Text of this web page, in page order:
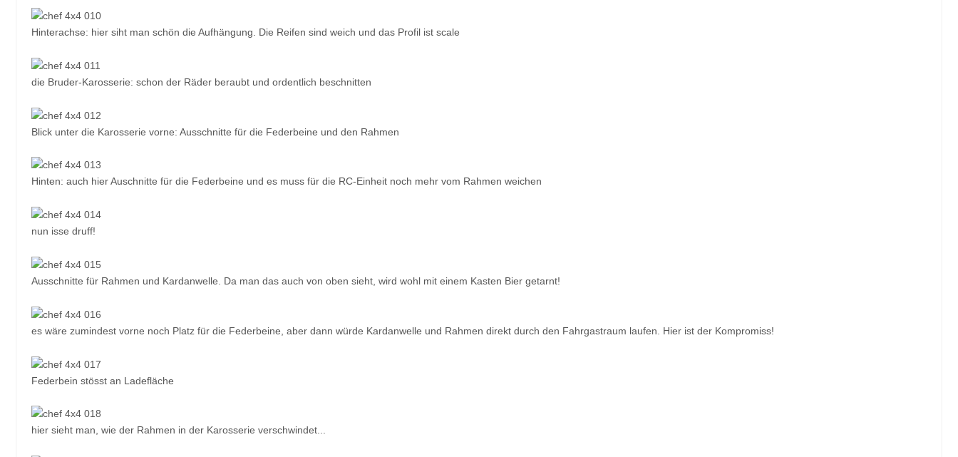
Hinterachse: hier siht man schön die Aufhängung. Die Reifen sind weich und das Profil ist scale
die Bruder-Karosserie: schon der Räder beraubt und ordentlich beschnitten
Blick unter die Karosserie vorne: Ausschnitte für die Federbeine und den Rahmen
Hinten: auch hier Auschnitte für die Federbeine und es muss für die RC-Einheit noch mehr vom Rahmen weichen
nun isse druff!
Ausschnitte für Rahmen und Kardanwelle. Da man das auch von oben sieht, wird wohl mit einem Kasten Bier getarnt!
es wäre zumindest vorne noch Platz für die Federbeine, aber dann würde Kardanwelle und Rahmen direkt durch den Fahrgastraum laufen. Hier ist der Kompromiss!
Federbein stösst an Ladefläche
hier sieht man, wie der Rahmen in der Karosserie verschwindet...